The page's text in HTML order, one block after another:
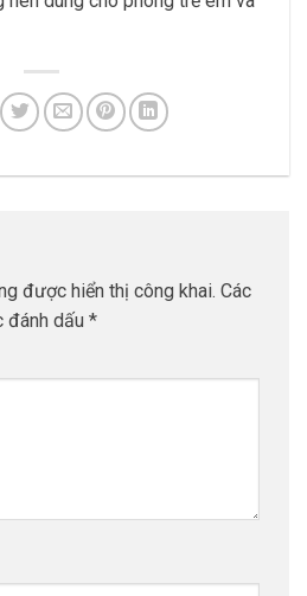
được hiển thị công khai. Các
dấu *